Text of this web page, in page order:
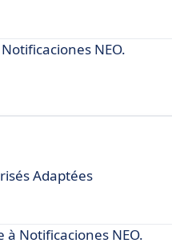
NEO.
Adaptées
Notificaciones NEO.